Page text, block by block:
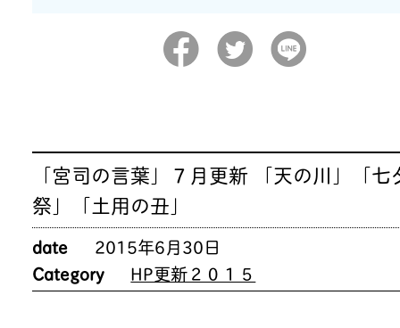
「宮司の言葉」７月更新 「天の川」「七
祭」「土用の丑」
date
2015年6月30日
Category
HP更新２０１５